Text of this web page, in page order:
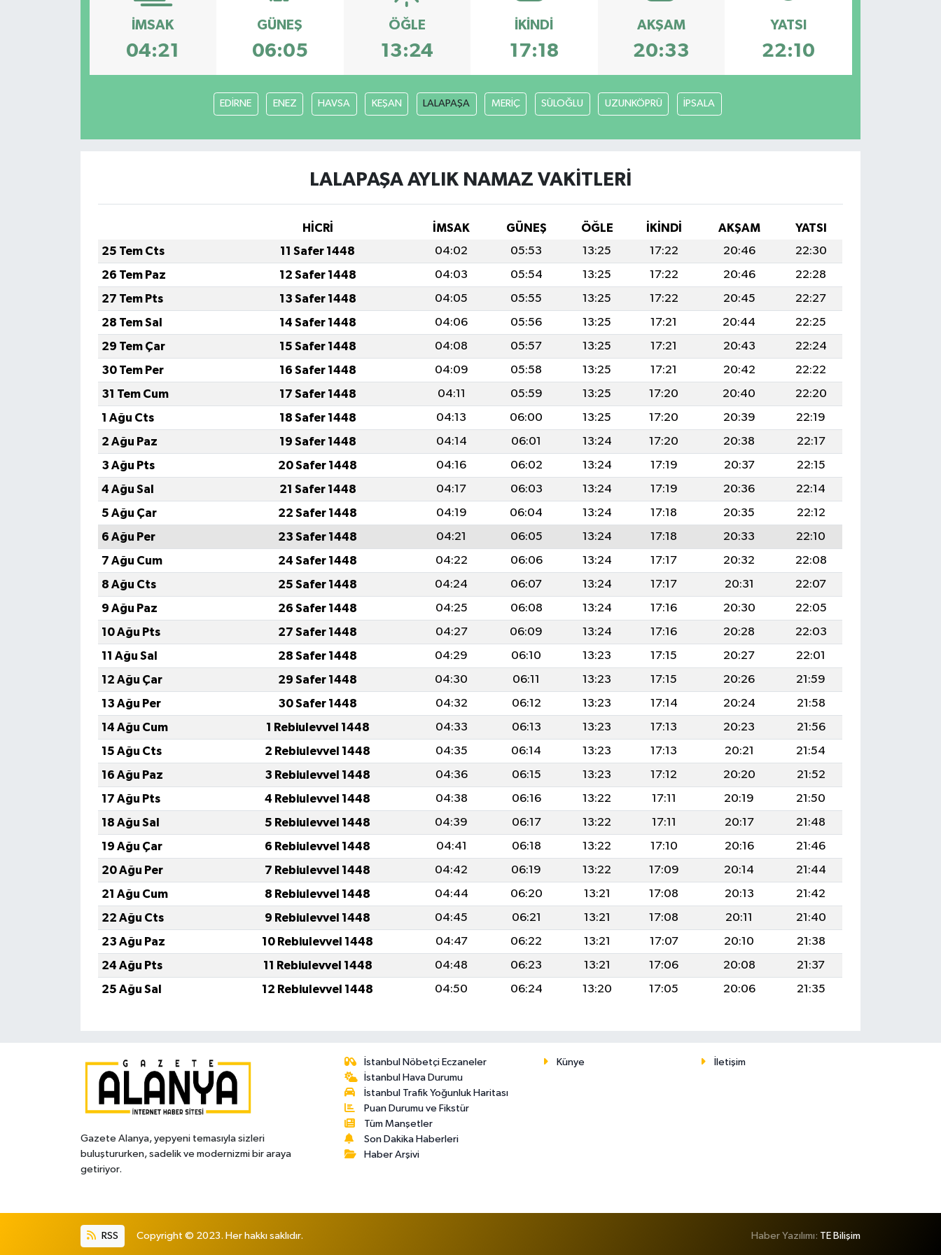
İMSAK
04:21
GÜNEŞ
06:05
ÖĞLE
13:24
İKINDI
17:18
AKŞAM
20:33
YATSI
22:10
EDİRNE ENEZ HAVSA KEŞAN LALAPAŞA MERİÇ SÜLOĞLU UZUNKÖPRÜ İPSALA
LALAPAŞA AYLIK NAMAZ VAKITLERI
HİCRİ İMSAK GÜNEŞ ÖĞLE İKINDI AKŞAM
YATSI
25 Tem Cts
11 Safer 1448 04:02 05:53 13:25 17:22 20:46
22:30
26 Tem Paz
12 Safer 1448 04:03 05:54 13:25 17:22 20:46
22:28
27 Tem Pts
13 Safer 1448 04:05 05:55 13:25 17:22 20:45
22:27
28 Tem Sal
14 Safer 1448 04:06 05:56 13:25 17:21 20:44
22:25
29 Tem Çar
15 Safer 1448 04:08 05:57 13:25 17:21 20:43
22:24
30 Tem Per
16 Safer 1448 04:09 05:58 13:25 17:21 20:42
22:22
31 Tem Cum
17 Safer 1448 04:11 05:59 13:25 17:20 20:40
22:20
1 Ağu Cts
18 Safer 1448 04:13 06:00 13:25 17:20 20:39
22:19
2 Ağu Paz
19 Safer 1448 04:14 06:01 13:24 17:20 20:38
22:17
3 Ağu Pts
20 Safer 1448 04:16 06:02 13:24 17:19 20:37
22:15
4 Ağu Sal
21 Safer 1448 04:17 06:03 13:24 17:19 20:36
22:14
5 Ağu Çar
22 Safer 1448 04:19 06:04 13:24 17:18 20:35
22:12
6 Ağu Per
23 Safer 1448 04:21 06:05 13:24 17:18 20:33
22:10
7 Ağu Cum
24 Safer 1448 04:22 06:06 13:24 17:17 20:32
22:08
8 Ağu Cts
25 Safer 1448 04:24 06:07 13:24 17:17 20:31
22:07
9 Ağu Paz
26 Safer 1448 04:25 06:08 13:24 17:16 20:30
22:05
10 Ağu Pts
27 Safer 1448 04:27 06:09 13:24 17:16 20:28
22:03
11 Ağu Sal
28 Safer 1448 04:29 06:10 13:23 17:15 20:27
22:01
12 Ağu Çar
29 Safer 1448 04:30 06:11 13:23 17:15 20:26
21:59
13 Ağu Per
30 Safer 1448 04:32 06:12 13:23 17:14 20:24
21:58
14 Ağu Cum
1 Rebiulevvel 1448 04:33 06:13 13:23 17:13 20:23
21:56
15 Ağu Cts
2 Rebiulevvel 1448 04:35 06:14 13:23 17:13 20:21
21:54
16 Ağu Paz
3 Rebiulevvel 1448 04:36 06:15 13:23 17:12 20:20
21:52
17 Ağu Pts
4 Rebiulevvel 1448 04:38 06:16 13:22 17:11 20:19
21:50
18 Ağu Sal
5 Rebiulevvel 1448 04:39 06:17 13:22 17:11 20:17
21:48
19 Ağu Çar
6 Rebiulevvel 1448 04:41 06:18 13:22 17:10 20:16
21:46
20 Ağu Per
7 Rebiulevvel 1448 04:42 06:19 13:22 17:09 20:14
21:44
21 Ağu Cum
8 Rebiulevvel 1448 04:44 06:20 13:21 17:08 20:13
21:42
22 Ağu Cts
9 Rebiulevvel 1448 04:45 06:21 13:21 17:08 20:11
21:40
23 Ağu Paz
10 Rebiulevvel 1448 04:47 06:22 13:21 17:07 20:10
21:38
24 Ağu Pts
11 Rebiulevvel 1448 04:48 06:23 13:21 17:06 20:08
21:37
25 Ağu Sal
12 Rebiulevvel 1448 04:50 06:24 13:20 17:05 20:06 21:35
Gazete Alanya, yepyeni temasıyla sizleri
buluştururken, sadelik ve modernizmi bir araya
getiriyor.
İstanbul Nöbetçi Eczaneler
İstanbul Hava Durumu
İstanbul Trafik Yoğunluk Haritası
Puan Durumu ve Fikstür
Tüm Manşetler
Son Dakika Haberleri
Haber Arşivi
Künye İletişim
RSS Copyright © 2023. Her hakkı saklıdır. Haber Yazılımı: TE Bilişim